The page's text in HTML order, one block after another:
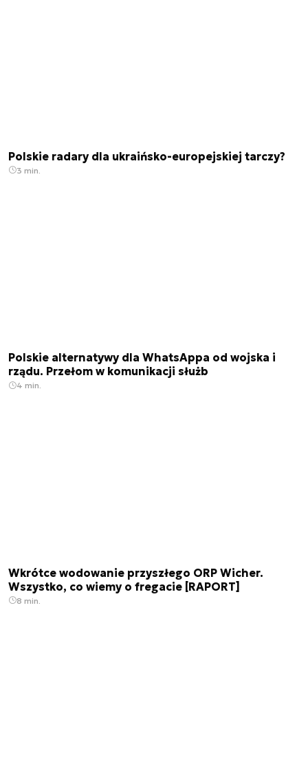
Polskie radary dla ukraińsko-europejskiej tarczy?
3 min.
Polskie alternatywy dla WhatsAppa od wojska i
rządu. Przełom w komunikacji służb
4 min.
Wkrótce wodowanie przyszłego ORP Wicher.
Wszystko, co wiemy o fregacie [RAPORT]
8 min.